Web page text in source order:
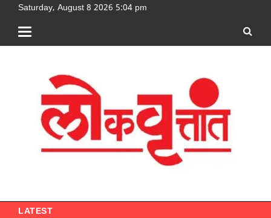
Saturday, August 8 2026 5:04 pm
LATEST